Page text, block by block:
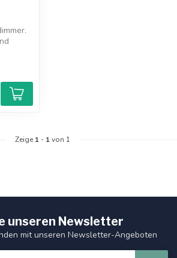
Zeige 1 - 1von 1
unseren Newsletter
mit unseren Newsletter-Angeboten